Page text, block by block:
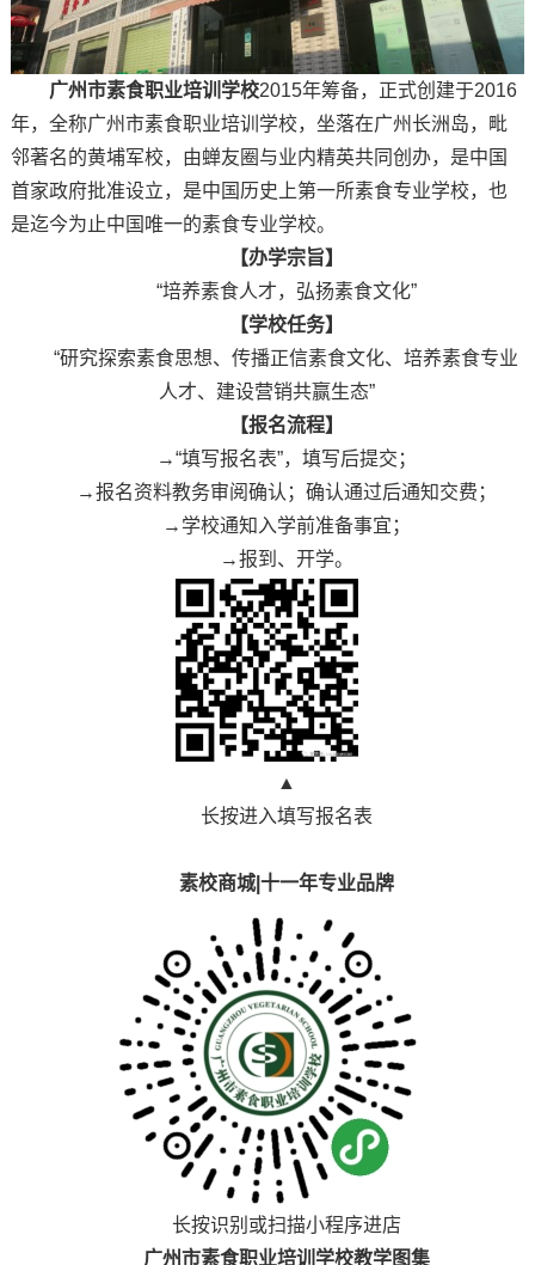
广州市素食职业培训学校2015年筹备，正式创建于2016
年，全称广州市素食职业培训学校，坐落在广州长洲岛，毗
邻著名的黄埔军校，由蝉友圈与业内精英共同创办，是中国
首家政府批准设立，是中国历史上第一所素食专业学校，也
是迄今为止中国唯一的素食专业学校。
【办学宗旨】
“培养素食人才，弘扬素食文化”
【学校任务】
“研究探索素食思想、传播正信素食文化、培养素食专业
人才、建设营销共赢生态”
【报名流程】
→“填写报名表”，填写后提交；
→报名资料教务审阅确认；确认通过后通知交费；
→学校通知入学前准备事宜；
→报到、开学。
▲
长按进入填写报名表
素校商城|十一年专业品牌
长按识别或扫描小程序进店
广州市素食职业培训学校教学图集